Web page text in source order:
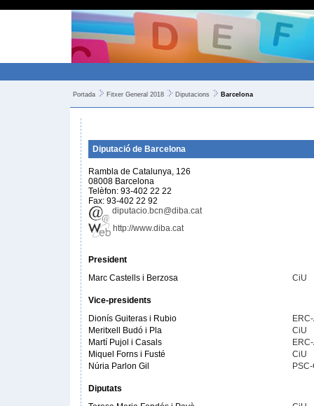
Portada Fitxer General 2018 Diputacions Barcelona
Diputació de Barcelona
Rambla de Catalunya, 126
08008 Barcelona
Telèfon: 93-402 22 22
Fax: 93-402 22 92
diputacio.bcn@diba.cat
http://www.diba.cat
President
Marc Castells i Berzosa
CiU
Vice-presidents
Dionís Guiteras i Rubio
Meritxell Budó i Pla
CiU
Martí Pujol i Casals
Miquel Forns i Fusté
CiU
Núria Parlon Gil
Diputats